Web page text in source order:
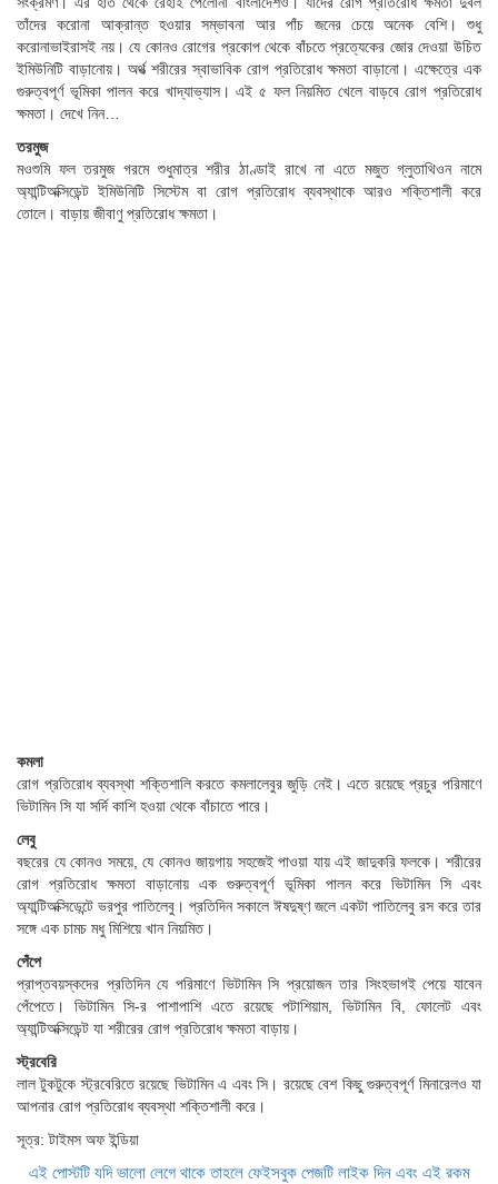
তাঁদের করোনা আক্রান্ত হওয়ার সম্ভাবনা আর পাঁচ জনের চেয়ে অনেক বেশি। শুধু
করোনাভাইরাসই নয়। যে কোনও রোগের প্রকোপ থেকে বাঁচতে প্রত্যেকের জোর দেওয়া উচিত
ইমিউনিটি বাড়ানোয়। অর্থত্‍ শরীরের স্বাভাবিক রোগ প্রতিরোধ ক্ষমতা বাড়ানো। এক্ষেত্রে এক
গুরুত্বপূর্ণ ভূমিকা পালন করে খাদ্যাভ্যাস। এই ৫ ফল নিয়মিত খেলে বাড়বে রোগ প্রতিরোধ
ক্ষমতা। দেখে নিন…
তরমুজ
মওশুমি ফল তরমুজ গরমে শুধুমাত্র শরীর ঠাণ্ডাই রাখে না এতে মজুত গ্লুতাথিওন নামে
অ্যান্টিঅক্সিডেন্ট ইমিউনিটি সিস্টেম বা রোগ প্রতিরোধ ব্যবস্থাকে আরও শক্তিশালী করে
তোলে। বাড়ায় জীবাণু প্রতিরোধ ক্ষমতা।
কমলা
রোগ প্রতিরোধ ব্যবস্থা শক্তিশালি করতে কমলালেবুর জুড়ি নেই। এতে রয়েছে প্রচুর পরিমাণে
ভিটামিন সি যা সর্দি কাশি হওয়া থেকে বাঁচাতে পারে।
​লেবু
বছরের যে কোনও সময়ে, যে কোনও জায়গায় সহজেই পাওয়া যায় এই জাদুকরি ফলকে। শরীরের
রোগ প্রতিরোধ ক্ষমতা বাড়ানোয় এক গুরুত্বপূর্ণ ভূমিকা পালন করে ভিটামিন সি এবং
অ্যান্টিঅক্সিডেন্টে ভরপুর পাতিলেবু। প্রতিদিন সকালে ঈষদুষ্ণ জলে একটা পাতিলেবু রস করে তার
সঙ্গে এক চামচ মধু মিশিয়ে খান নিয়মিত।
পেঁপে
প্রাপ্তবয়স্কদের প্রতিদিন যে পরিমাণে ভিটামিন সি প্রয়োজন তার সিংহভাগই পেয়ে যাবেন
পেঁপেতে। ভিটামিন সি-র পাশাপাশি এতে রয়েছে পটাশিয়াম, ভিটামিন বি, ফোলেট এবং
অ্যান্টিঅক্সিডেন্ট যা শরীরের রোগ প্রতিরোধ ক্ষমতা বাড়ায়।
​স্ট্রবেরি
লাল টুকটুকে স্ট্রবেরিতে রয়েছে ভিটামিন এ এবং সি। রয়েছে বেশ কিছু গুরুত্বপূর্ণ মিনারেলও যা
আপনার রোগ প্রতিরোধ ব্যবস্থা শক্তিশালী করে।
সূত্র: টাইমস অফ ইন্ডিয়া
এই পোস্টটি যদি ভালো লেগে থাকে তাহলে ফেইসবুক পেজটি লাইক দিন এবং এই রকম